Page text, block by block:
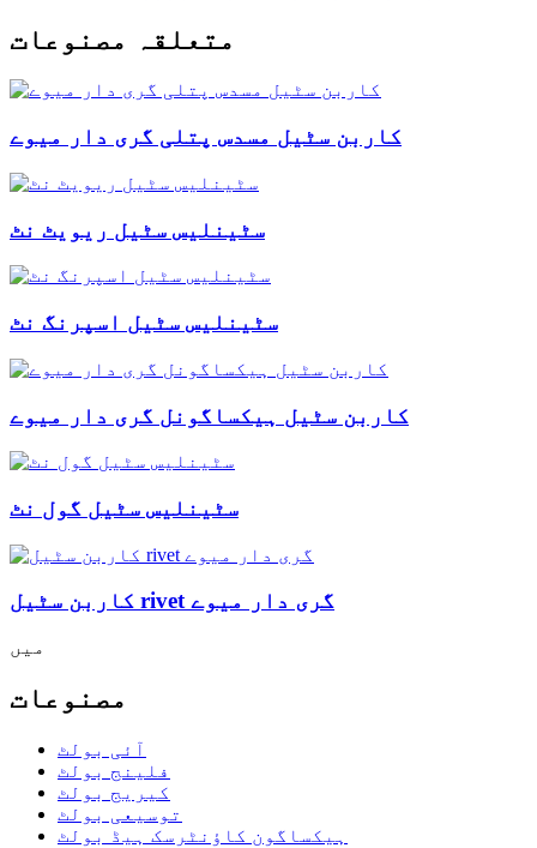
متعلقہ مصنوعات
کاربن سٹیل مسدس پتلی گری دار میوے
سٹینلیس سٹیل ریویٹ نٹ
سٹینلیس سٹیل اسپرنگ نٹ
کاربن سٹیل ہیکساگونل گری دار میوے
سٹینلیس سٹیل گول نٹ
کاربن سٹیل rivet گری دار میوے
میں
مصنوعات
آئی بولٹ
فلینج بولٹ
کیریج بولٹ
توسیعی بولٹ
ہیکساگون کاؤنٹرسک ہیڈ بولٹ